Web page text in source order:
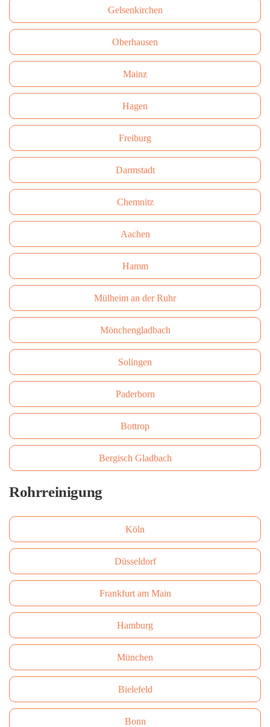
Gelsenkirchen
Oberhausen
Mainz
Hagen
Freiburg
Darmstadt
Сhemnitz
Aachen
Hamm
Mülheim an der Ruhr
Mönchengladbach
Solingen
Paderborn
Bottrop
Bergisch Gladbach
Rohrreinigung
Köln
Düsseldorf
Frankfurt am Main
Hamburg
München
Bielefeld
Bonn